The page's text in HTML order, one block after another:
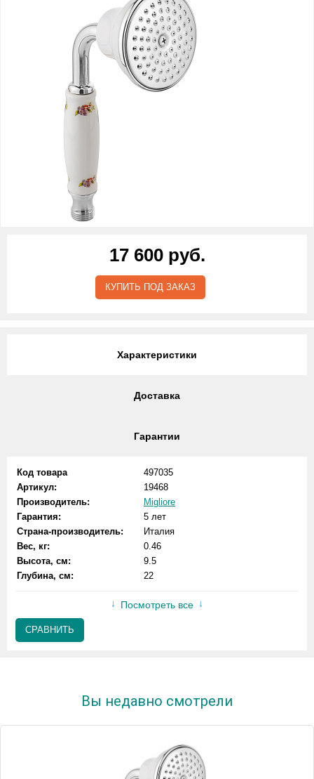
17 600 руб.
КУПИТЬ ПОД ЗАКАЗ
Характеристики
Доставка
Гарантии
Код товара
497035
Артикул:
19468
Производитель:
Migliore
Гарантия:
5 лет
Страна-производитель:
Италия
Вес, кг:
0.46
Высота, см:
9.5
Глубина, см:
22
Посмотреть все
СРАВНИТЬ
Вы недавно смотрели